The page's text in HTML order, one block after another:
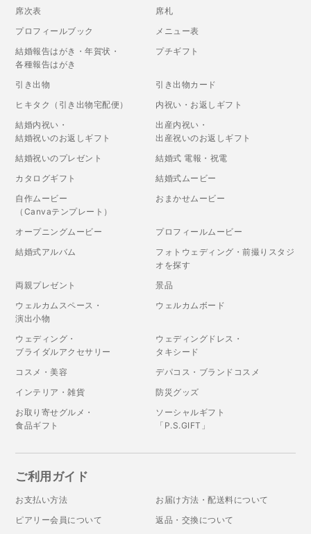
席次表
席札
プロフィールブック
メニュー表
結婚報告はがき・年賀状・
各種報告はがき
プチギフト
引き出物
引き出物カード
ヒキタク（引き出物宅配便）
内祝い・お返しギフト
結婚内祝い・
結婚祝いのお返しギフト
出産内祝い・
出産祝いのお返しギフト
結婚祝いのプレゼント
結婚式 電報・祝電
カタログギフト
結婚式ムービー
自作ムービー
（Canvaテンプレート）
おまかせムービー
オープニングムービー
プロフィールムービー
結婚式アルバム
フォトウェディング・前撮りスタジ
オを探す
両親プレゼント
景品
ウェルカムスペース・
演出小物
ウェルカムボード
ウェディング・
ブライダルアクセサリー
ウェディングドレス・
タキシード
コスメ・美容
デパコス・ブランドコスメ
インテリア・雑貨
防災グッズ
お取り寄せグルメ・
食品ギフト
ソーシャルギフト
「P.S.GIFT」
ご利用ガイド
お支払い方法
お届け方法・配送料について
ピアリー会員について
返品・交換について